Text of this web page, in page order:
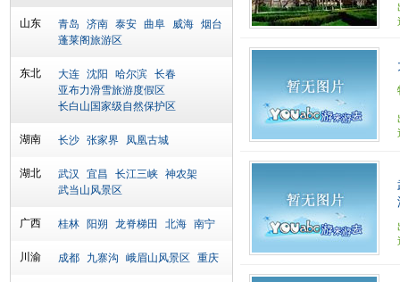
山东 青岛 济南 泰安 曲阜 威海 烟台
蓬莱阁旅游区
东北 大连 沈阳 哈尔滨 长春
亚布力滑雪旅游度假区
长白山国家级自然保护区
湖南 长沙 张家界 凤凰古城
湖北 武汉 宜昌 长江三峡 神农架
武当山风景区
广西 桂林 阳朔 龙脊梯田 北海 南宁
川渝 成都 九寨沟 峨眉山风景区 重庆